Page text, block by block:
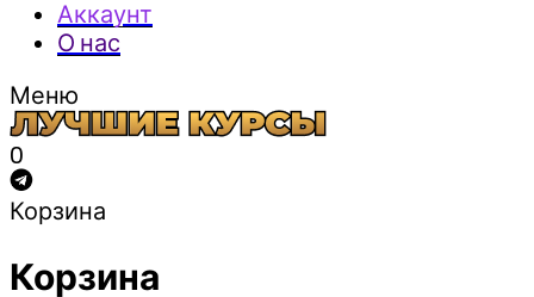
Аккаунт
О нас
Меню
0
Корзина
Корзина